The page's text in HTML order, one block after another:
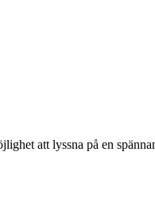
att lyssna på en